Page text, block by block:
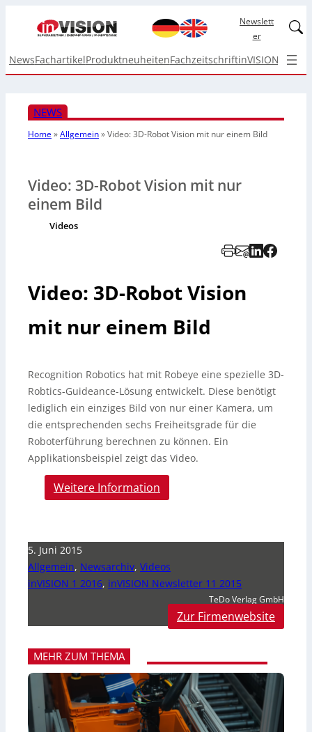
Newslett
er
NewsFachartikelProduktneuheitenFachzeitschriftinVISION Top
NEWS
Home»Allgemein»Video: 3D-Robot Vision mit nur einem Bild
Video: 3D-Robot Vision mit nur
einem Bild
Videos
Video: 3D-Robot Vision
mit nur einem Bild
Recognition Robotics hat mit Robeye eine spezielle 3D-
Robtics-Guideance-Lösung entwickelt. Diese benötigt
lediglich ein einziges Bild von nur einer Kamera, um
die entsprechenden sechs Freiheitsgrade für die
Roboterführung berechnen zu können. Ein
Applikationsbeispiel zeigt das Video.
Weitere Information
5. Juni 2015
Allgemein, Newsarchiv, Videos
inVISION 1 2016, inVISION Newsletter 11 2015
TeDo Verlag GmbH
Zur Firmenwebsite
MEHR ZUM THEMA